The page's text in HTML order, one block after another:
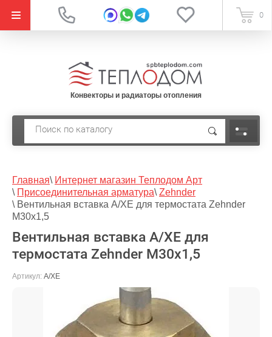
0
Конвекторы и радиаторы отопления
Главная\ Интернет магазин Теплодом Арт
\ Присоединительная арматура\ Zehnder
\ Вентильная вставка A/XE для термостата Zehnder
M30x1,5
Вентильная вставка A/XE для
термостата Zehnder M30x1,5
Артикул: A/XE